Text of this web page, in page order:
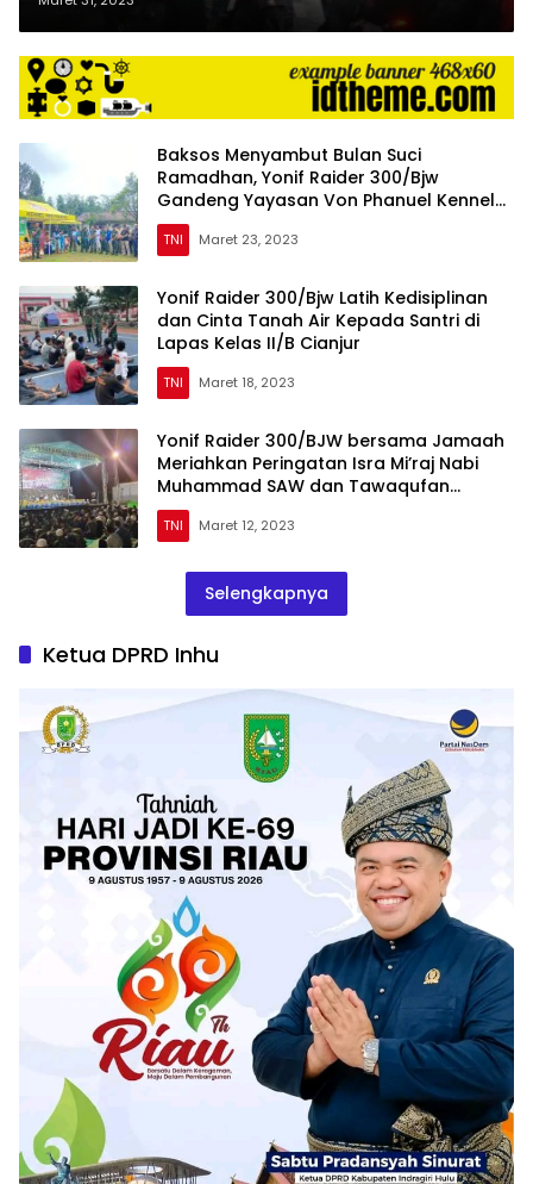
Baksos Menyambut Bulan Suci
Ramadhan, Yonif Raider 300/Bjw
Gandeng Yayasan Von Phanuel Kennel
Cianjur
TNI Maret 23, 2023
Yonif Raider 300/Bjw Latih Kedisiplinan
dan Cinta Tanah Air Kepada Santri di
Lapas Kelas II/B Cianjur
TNI Maret 18, 2023
Yonif Raider 300/BJW bersama Jamaah
Meriahkan Peringatan Isra Mi’raj Nabi
Muhammad SAW dan Tawaqufan
Rutinan Majlis Nurusshofi
TNI Maret 12, 2023
Selengkapnya
Ketua DPRD Inhu